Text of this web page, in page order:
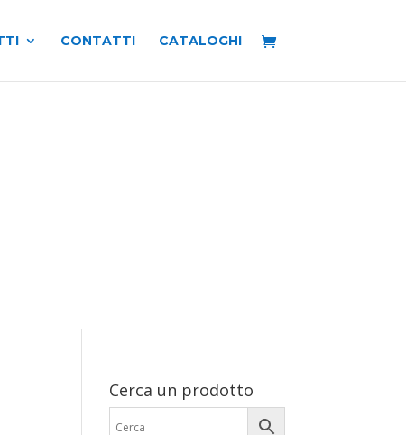
CONTATTI CATALOGHI
Cerca un prodotto